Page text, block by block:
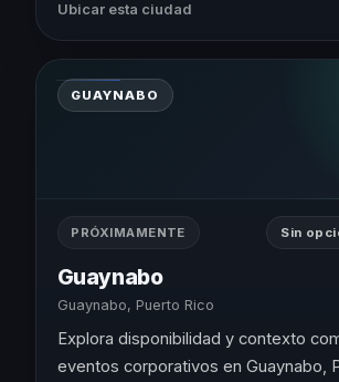
Ubicar esta ciudad
GUAYNABO
PRÓXIMAMENTE Sin
Guaynabo
Guaynabo, Puerto Rico
Explora disponibilidad y contexto
eventos corporativos en Guaynabo,